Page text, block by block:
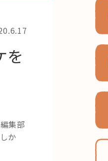
を
集部
か